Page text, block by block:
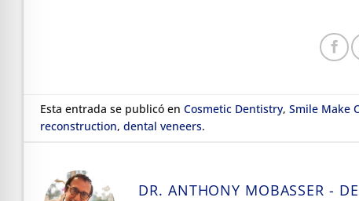
Esta entrada se publicó enCosmetic Dentistry,Smile Make
reconstruction,dental veneers.
DR. ANTHONY MOBASSER -